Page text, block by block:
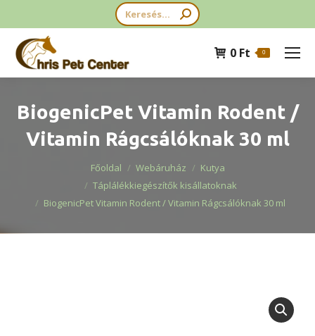
Search:
0 Ft 0
BiogenicPet Vitamin Rodent /
Vitamin Rágcsálóknak 30 ml
Főoldal Webáruház
Kutya
Táplálékkiegészítők kisállatoknak
BiogenicPet Vitamin Rodent / Vitamin Rágcsálóknak 30 ml